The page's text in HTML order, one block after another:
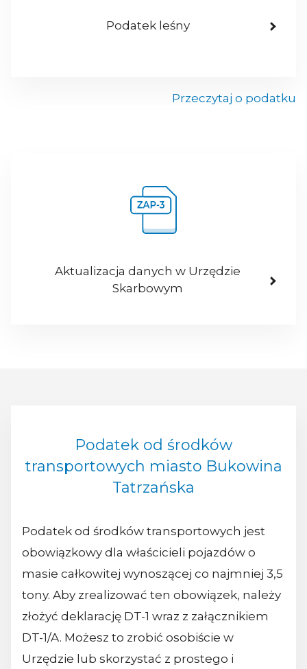
Podatek leśny
Przeczytaj o podatku
Aktualizacja danych w Urzędzie
Skarbowym
Podatek od środków
transportowych miasto Bukowina
Tatrzańska
Podatek od środków transportowych jest
obowiązkowy dla właścicieli pojazdów o
masie całkowitej wynoszącej co najmniej 3,5
tony. Aby zrealizować ten obowiązek, należy
złożyć deklarację DT-1 wraz z załącznikiem
DT-1/A. Możesz to zrobić osobiście w
Urzędzie lub skorzystać z prostego i